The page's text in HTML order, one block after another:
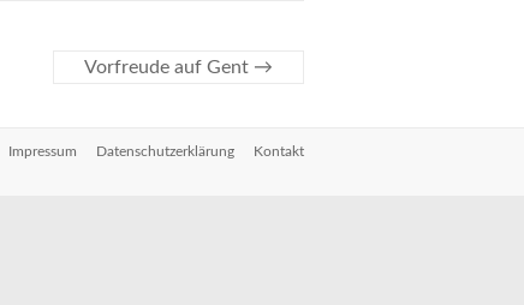
Vorfreude auf Gent →
Impressum Datenschutzerklärung Kontakt